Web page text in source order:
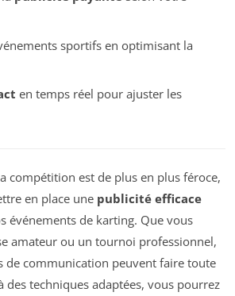
sportifs en optimisant la
en temps réel pour ajuster les
compétition est de plus en plus féroce,
en place une publicité efficace
événements de karting. Que vous
amateur ou un tournoi professionnel,
de communication peuvent faire toute
des techniques adaptées, vous pourrez